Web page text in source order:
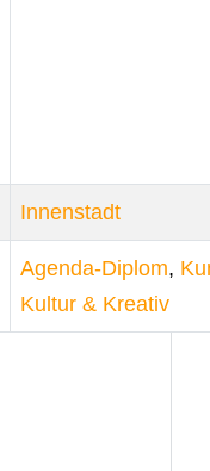
Innenstadt
Agenda-Diplom,
Kultur & Kreativ